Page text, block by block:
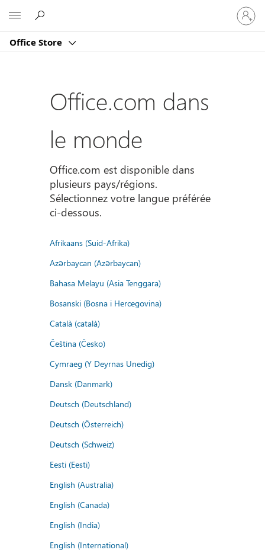
Office Store
vous
à
compte
Office.com dans
le monde
Office.com est disponible dans
plusieurs pays/régions.
Sélectionnez votre langue préférée
ci-dessous.
Afrikaans (Suid-Afrika)
Azərbaycan (Azərbaycan)
Bahasa Melayu (Asia Tenggara)
Bosanski (Bosna i Hercegovina)
Català (català)
Čeština (Česko)
Cymraeg (Y Deyrnas Unedig)
Dansk (Danmark)
Deutsch (Deutschland)
Deutsch (Österreich)
Deutsch (Schweiz)
Eesti (Eesti)
English (Australia)
English (Canada)
English (India)
English (International)